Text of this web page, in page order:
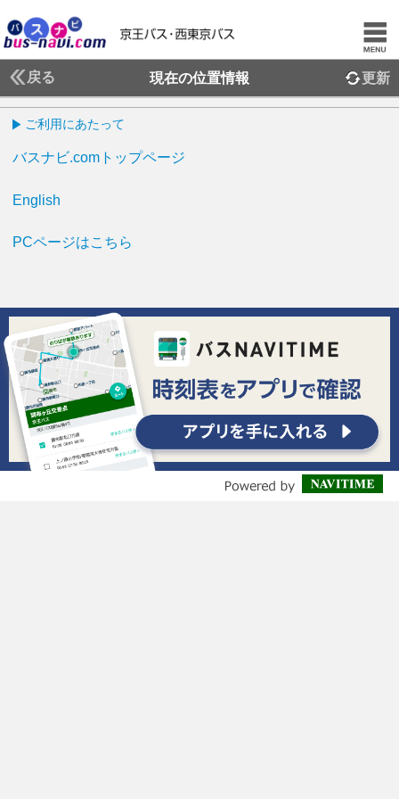
戻る 現在の位置情報 更新
ご利用にあたって
バスナビ.comトップページ
English
PCページはこちら